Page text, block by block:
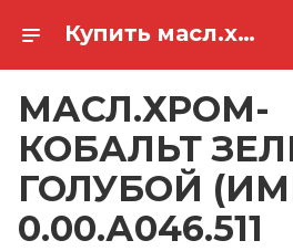
Купить масл.хром-кобальт зелено-голубой (имит) 0.00.А046.511 в Ростове-на-Дону
МАСЛ.ХРОМ-
КОБАЛЬТ
ГОЛУБОЙ
0.00.А046.511